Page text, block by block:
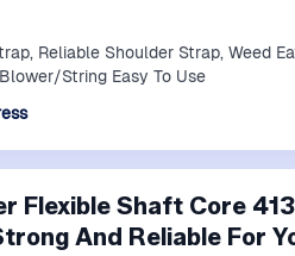
Reliable Shoulder Strap, Weed
String Easy To Use
Flexible Shaft Core
And Reliable For